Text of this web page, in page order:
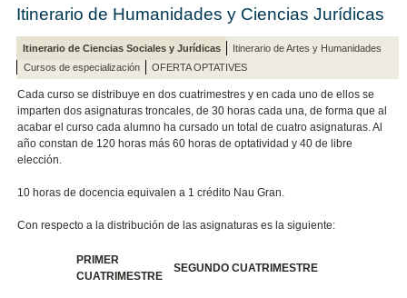
Itinerario de Humanidades y Ciencias Jurídicas
Itinerario de Ciencias Sociales y Jurídicas
Itinerario de Artes y Humanidades
Cursos de especialización
OFERTA OPTATIVES
Cada curso se distribuye en dos cuatrimestres y en cada uno de ellos se
imparten dos asignaturas troncales, de 30 horas cada una, de forma que al
acabar el curso cada alumno ha cursado un total de cuatro asignaturas. Al
año constan de 120 horas más 60 horas de optatividad y 40 de libre
elección.
10 horas de docencia equivalen a 1 crédito Nau Gran.
Con respecto a la distribución de las asignaturas es la siguiente:
PRIMER
CUATRIMESTRE
SEGUNDO CUATRIMESTRE